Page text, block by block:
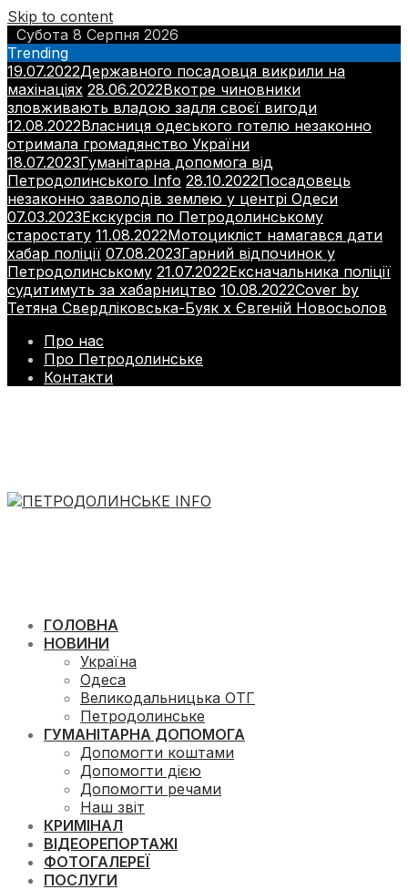
Skip to content
Субота 8 Серпня 2026
Trending
19.07.2022Державного посадовця викрили на
махінаціях 28.06.2022Вкотре чиновники
зловживають владою задля своєї вигоди
12.08.2022Власниця одеського готелю незаконно
отримала громадянство України
18.07.2023Гуманітарна допомога від
Петродолинського Info 28.10.2022Посадовець
незаконно заволодів землею у центрі Одеси
07.03.2023Екскурсія по Петродолинському
старостату 11.08.2022Мотоцикліст намагався дати
хабар поліції 07.08.2023Гарний відпочинок у
Петродолинському 21.07.2022Ексначальника поліції
судитимуть за хабарництво 10.08.2022Cover by
Тетяна Свердліковська-Буяк х Євгеній Новосьолов
Про нас
Про Петродолинське
Контакти
ГОЛОВНА
НОВИНИ
Україна
Одеса
Великодальницька ОТГ
Петродолинське
ГУМАНІТАРНА ДОПОМОГА
Допомогти коштами
Допомогти дією
Допомогти речами
Наш звіт
КРИМІНАЛ
ВІДЕОРЕПОРТАЖІ
ФОТОГАЛЕРЕЇ
ПОСЛУГИ